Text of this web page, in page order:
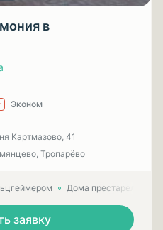
в
Эконом
Картмазово, 41
Тропарёво
Дома престарелых
заявку